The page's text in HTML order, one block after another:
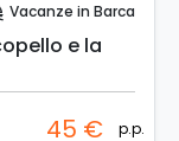
Vacanze in Barca
e la
45 € p.p.